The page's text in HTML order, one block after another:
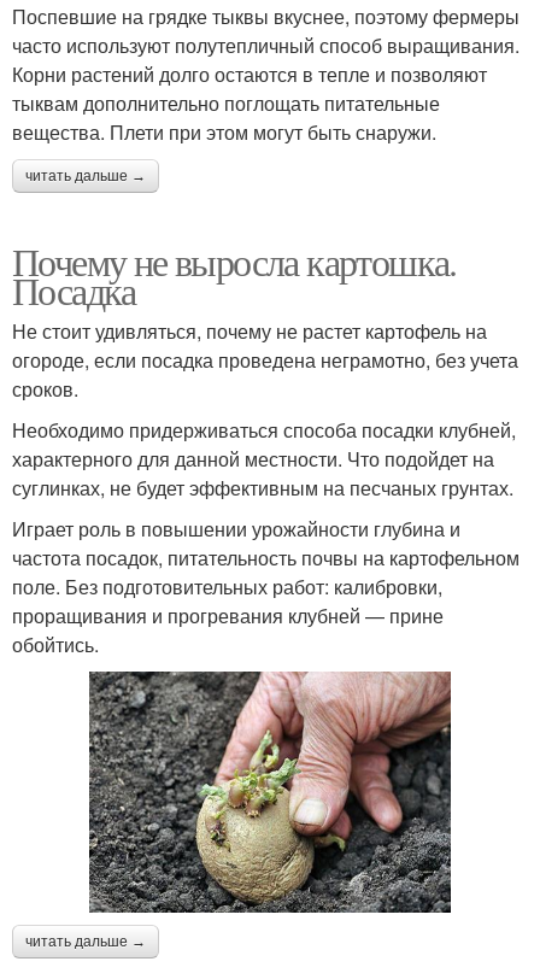
Поспевшие на грядке тыквы вкуснее, поэтому фермеры
часто используют полутепличный способ выращивания.
Корни растений долго остаются в тепле и позволяют
тыквам дополнительно поглощать питательные
вещества. Плети при этом могут быть снаружи.
читать дальше →
Почему не выросла картошка.
Посадка
Не стоит удивляться, почему не растет картофель на
огороде, если посадка проведена неграмотно, без учета
сроков.
Необходимо придерживаться способа посадки клубней,
характерного для данной местности. Что подойдет на
суглинках, не будет эффективным на песчаных грунтах.
Играет роль в повышении урожайности глубина и
частота посадок, питательность почвы на картофельном
поле. Без подготовительных работ: калибровки,
проращивания и прогревания клубней — прине
обойтись.
читать дальше →